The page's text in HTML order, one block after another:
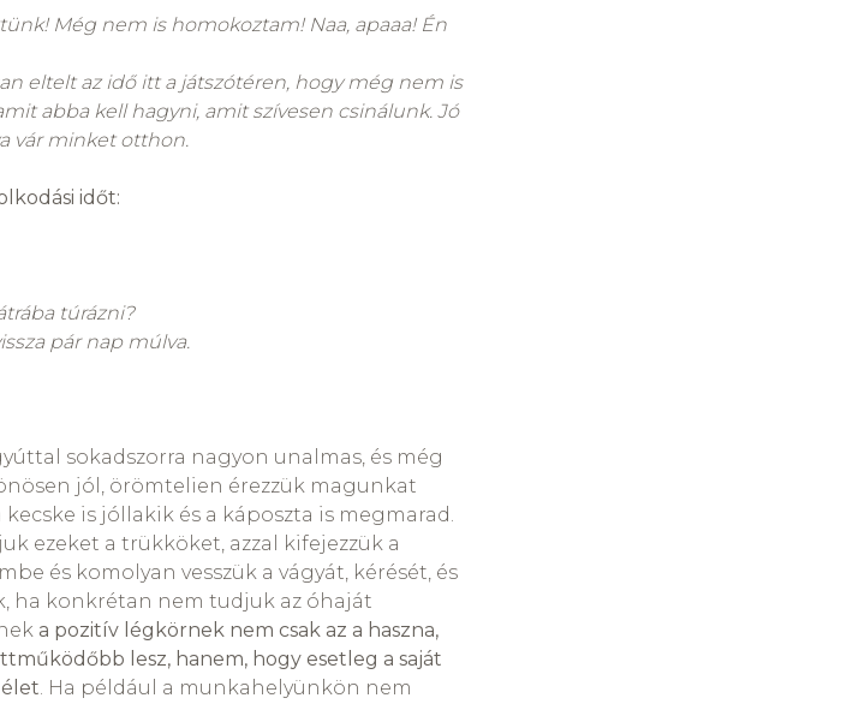
Még nem is homokoztam! Naa, apaaa! Én
eltelt az idő itt a játszótéren, hogy még nem is
abba kell hagyni, amit szívesen csinálunk. Jó
vár minket otthon.
időt:
túrázni?
pár nap múlva.
sokadszorra nagyon unalmas, és még
jól, örömtelien érezzük magunkat
is jóllakik és a káposzta is megmarad.
ezeket a trükköket, azzal kifejezzük a
és komolyan vesszük a vágyát, kérését, és
ha konkrétan nem tudjuk az óhaját
a pozitív légkörnek nem csak az a haszna,
lesz, hanem, hogy esetleg a saját
. Ha például a munkahelyünkön nem